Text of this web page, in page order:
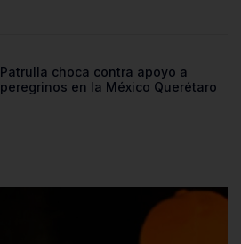
Patrulla choca contra apoyo a
peregrinos en la México Querétaro